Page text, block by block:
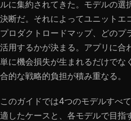
ルに集約されてきた。モデルの選
決断だ。それによってユニットエ
プロダクトロードマップ、どのプ
活用するかが決まる。アプリに合
単に機会損失が生まれるだけでな
合的な戦略的負担が積み重なる。
このガイドでは4つのモデルすべ
適したケースと、各モデルで目指